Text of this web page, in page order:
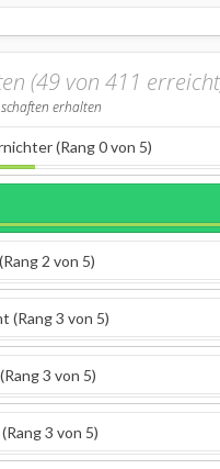
(49 von 411
erhalten
(Rang 0 von 5)
2 von 5)
(Rang 3 von 5)
3 von 5)
3 von 5)